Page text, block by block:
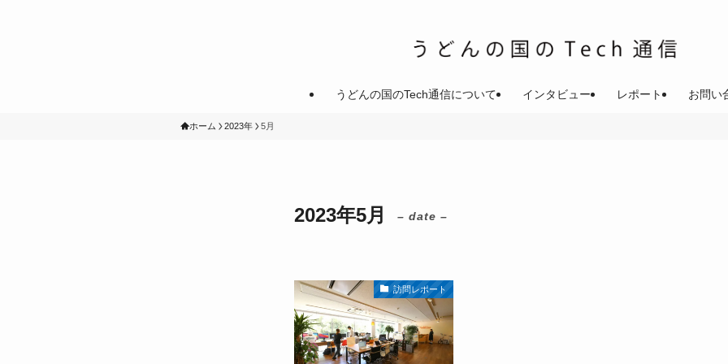
うどんの国のTech通信について インタビュー レポート お問い
ホーム 2023年 5月
2023年5月 – date –
訪問レポート